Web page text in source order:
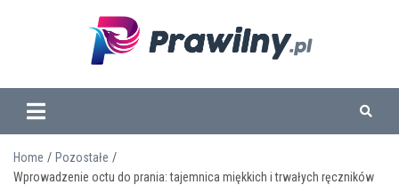
www.prawilny.pl
Home
Pozostałe
Wprowadzenie octu do prania: tajemnica miękkich i trwałych ręczników